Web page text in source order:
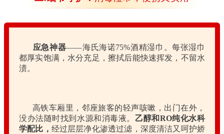
应急神器——海氏海诺75%酒精湿巾。每张湿巾
都厚实饱满，水分充足，擦拭后能快速挥发，不留水
渍。
高铁车厢里，邻座旅客的轻声咳嗽，出门在外，
没办法随时找到水源和消毒液。 乙醇和RO纯化水科
学配比， 经过层层净化渗透过滤，深度清洁又呵护娇